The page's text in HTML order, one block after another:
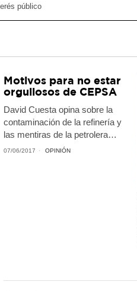
público
Motivos para no estar
orgullosos de CEPSA
David Cuesta opina sobre la
contaminación de la refinería y
las mentiras de la petrolera…
07/06/2017 OPINIÓN